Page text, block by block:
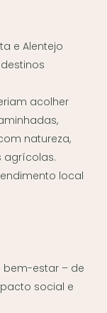
e Alentejo
acolher
natureza,
agrícolas.
local
bem-estar – de
social e